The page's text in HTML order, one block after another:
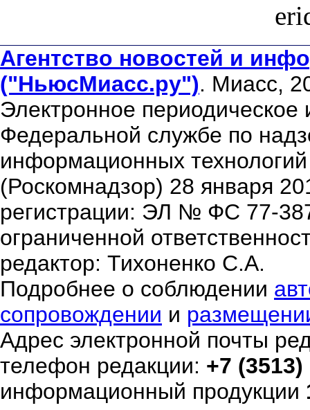
Агентство новостей и
("НьюсМиасс.ру"). Миасс,
Электронное периодическое
Федеральной службе по
информационных
(Роскомнадзор) 28 января
регистрации: ЭЛ № ФС 77-
ограниченной
редактор: Тихоненко С.А.
Подробнее о соблюдении
сопровождении и
Адрес электронной почты
телефон редакции: +7
информационный продукции